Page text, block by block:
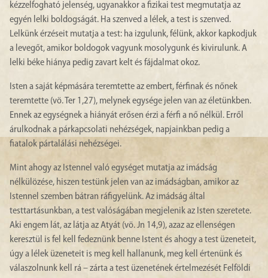
kézzelfogható jelenség, ugyanakkor a fizikai test megmutatja az
egyén lelki boldogságát. Ha szenved a lélek, a test is szenved.
Lelkünk érzéseit mutatja a test: ha izgulunk, félünk, akkor kapkodjuk
a levegőt, amikor boldogok vagyunk mosolygunk és kivirulunk. A
lelki béke hiánya pedig zavart kelt és fájdalmat okoz.
Isten a saját képmására teremtette az embert, férfinak és nőnek
teremtette (vö. Ter 1,27), melynek egysége jelen van az életünkben.
Ennek az egységnek a hiányát erősen érzi a férfi a nő nélkül. Erről
árulkodnak a párkapcsolati nehézségek, napjainkban pedig a
fiatalok pártalálási nehézségei.
Mint ahogy az Istennel való egységet mutatja az imádság
nélkülözése, hiszen testünk jelen van az imádságban, amikor az
Istennel szemben bátran ráfigyelünk. Az imádság által
testtartásunkban, a test valóságában megjelenik az Isten szeretete.
Aki engem lát, az látja az Atyát (vö. Jn 14,9), azaz az ellenségen
keresztül is fel kell fedeznünk benne Istent és ahogy a test üzeneteit,
úgy a lélek üzeneteit is meg kell hallanunk, meg kell értenünk és
válaszolnunk kell rá – zárta a test üzenetének értelmezését Felföldi